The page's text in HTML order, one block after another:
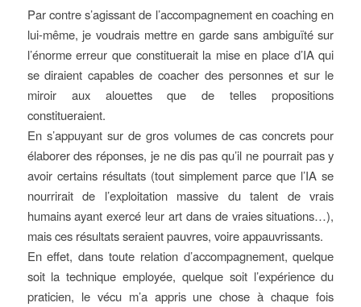
Par contre s’agissant de l’accompagnement en coaching en
lui-même, je voudrais mettre en garde sans ambiguïté sur
l’énorme erreur que constituerait la mise en place d’IA qui
se diraient capables de coacher des personnes et sur le
miroir aux alouettes que de telles propositions
constitueraient.
En s’appuyant sur de gros volumes de cas concrets pour
élaborer des réponses, je ne dis pas qu’il ne pourrait pas y
avoir certains résultats (tout simplement parce que l’IA se
nourrirait de l’exploitation massive du talent de vrais
humains ayant exercé leur art dans de vraies situations…),
mais ces résultats seraient pauvres, voire appauvrissants.
En effet, dans toute relation d’accompagnement, quelque
soit la technique employée, quelque soit l’expérience du
praticien, le vécu m’a appris une chose à chaque fois